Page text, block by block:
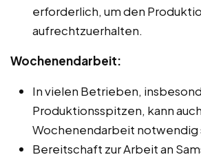
erforderlich, um den
aufrechtzuerhalten.
Wochenendarbeit:
In vielen Betrieben,
Produktionsspitzen, kann auch
Wochenendarbeit notwendig
Bereitschaft zur Arbeit an